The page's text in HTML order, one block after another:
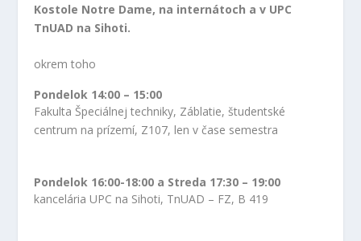
Kostole Notre Dame, na internátoch a v UPC
TnUAD na Sihoti.
okrem toho
Pondelok 14:00 – 15:00
Fakulta Špeciálnej techniky, Záblatie, študentské
centrum na prízemí, Z107, len v čase semestra
Pondelok 16:00-18:00 a Streda 17:30 – 19:00
kancelária UPC na Sihoti, TnUAD – FZ, B 419